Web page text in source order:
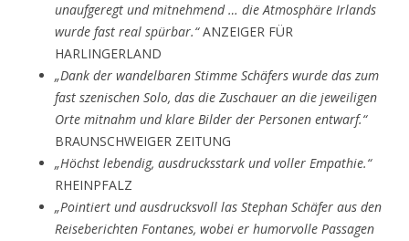
unaufgeregt und mitnehmend … die Atmosphäre Irlands
wurde fast real spürbar.“ANZEIGER FÜR
HARLINGERLAND
„Dank der wandelbaren Stimme Schäfers wurde das zum
fast szenischen Solo, das die Zuschauer an die jeweiligen
Orte mitnahm und klare Bilder der Personen entwarf.“
BRAUNSCHWEIGER ZEITUNG
„Höchst lebendig, ausdrucksstark und voller Empathie.“
RHEINPFALZ
„Pointiert und ausdrucksvoll las Stephan Schäfer aus den
Reiseberichten Fontanes, wobei er humorvolle Passagen